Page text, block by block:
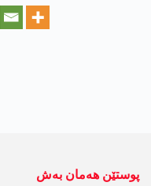
پوستێن ھەمان بەش